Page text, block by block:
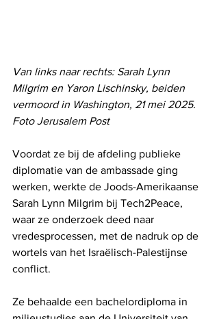
Van links naar rechts: Sarah Lynn
Milgrim en Yaron Lischinsky, beiden
vermoord in Washington, 21 mei 2025.
Foto Jerusalem Post
Voordat ze bij de afdeling publieke
diplomatie van de ambassade ging
werken, werkte de Joods-Amerikaanse
Sarah Lynn Milgrim bij Tech2Peace,
waar ze onderzoek deed naar
vredesprocessen, met de nadruk op de
wortels van het Israëlisch-Palestijnse
conflict.
Ze behaalde een bachelordiploma in